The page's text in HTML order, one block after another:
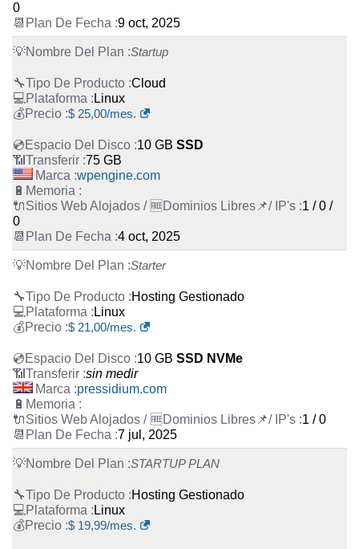
0
9 oct, 2025
Startup
Cloud
Linux
$ 25,00/mes.
10 GB SSD
75 GB
wpengine.com
1 / 0 /
0
4 oct, 2025
Starter
Hosting Gestionado
Linux
$ 21,00/mes.
10 GB SSD NVMe
sin medir
pressidium.com
1 / 0
7 jul, 2025
STARTUP PLAN
Hosting Gestionado
Linux
$ 19,99/mes.